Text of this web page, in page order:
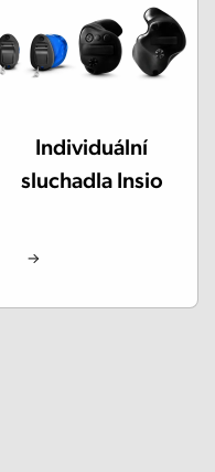
Individuální
sluchadla Insio